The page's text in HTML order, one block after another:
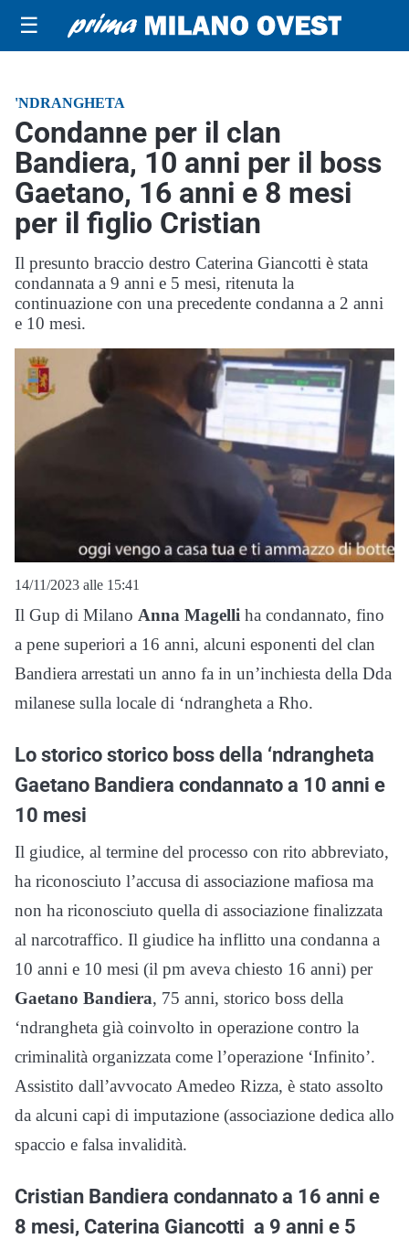
☰
'NDRANGHETA
Condanne per il clan
Bandiera, 10 anni per il boss
Gaetano, 16 anni e 8 mesi
per il figlio Cristian
Il presunto braccio destro Caterina Giancotti è stata
condannata a 9 anni e 5 mesi, ritenuta la
continuazione con una precedente condanna a 2 anni
e 10 mesi.
14/11/2023 alle 15:41
Il Gup di Milano Anna Magelli ha condannato, fino
a pene superiori a 16 anni, alcuni esponenti del clan
Bandiera arrestati un anno fa in un’inchiesta della Dda
milanese sulla locale di ‘ndrangheta a Rho.
Lo storico storico boss della ‘ndrangheta
Gaetano Bandiera condannato a 10 anni e
10 mesi
Il giudice, al termine del processo con rito abbreviato,
ha riconosciuto l’accusa di associazione mafiosa ma
non ha riconosciuto quella di associazione finalizzata
al narcotraffico. Il giudice ha inflitto una condanna a
10 anni e 10 mesi (il pm aveva chiesto 16 anni) per
Gaetano Bandiera, 75 anni, storico boss della
‘ndrangheta già coinvolto in operazione contro la
criminalità organizzata come l’operazione ‘Infinito’.
Assistito dall’avvocato Amedeo Rizza, è stato assolto
da alcuni capi di imputazione (associazione dedica allo
spaccio e falsa invalidità.
Cristian Bandiera condannato a 16 anni e
8 mesi, Caterina Giancotti a 9 anni e 5